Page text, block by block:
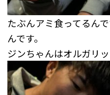
たぶんアミ食ってるん
んです。
ジンちゃんはオルガリ